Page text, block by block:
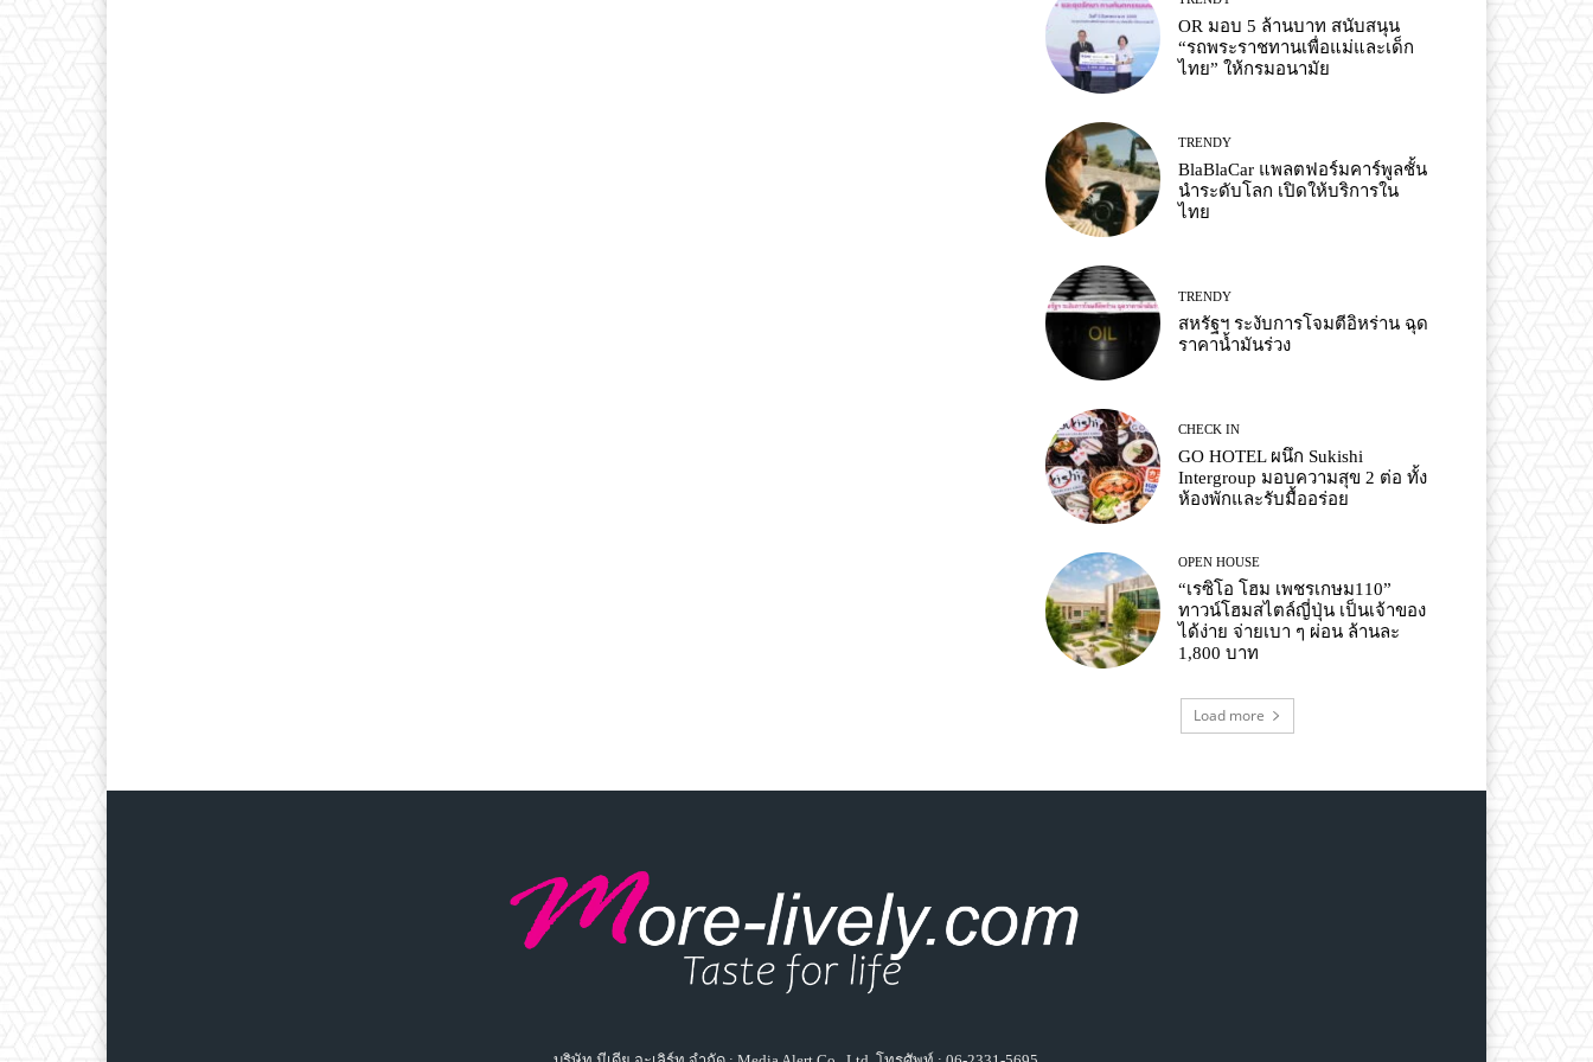
OR มอบ 5 ล้านบาท สนับสนุน
“รถพระราชทานเพื่อแม่และเด็ก
ไทย” ให้กรมอนามัย
TRENDY
BlaBlaCar แพลตฟอร์มคาร์พูลชั้น
นำระดับโลก เปิดให้บริการใน
ไทย
TRENDY
สหรัฐฯ ระงับการโจมตีอิหร่าน ฉุด
ราคาน้ำมันร่วง
CHECK IN
GO HOTEL ผนึก Sukishi
Intergroup มอบความสุข 2 ต่อ ทั้ง
ห้องพักและรับมื้ออร่อย
OPEN HOUSE
“เรซิโอ โฮม เพชรเกษม110”
ทาวน์โฮมสไตล์ญี่ปุ่น เป็นเจ้าของ
ได้ง่าย จ่ายเบา ๆ ผ่อน ล้านละ
1,800 บาท
Load more